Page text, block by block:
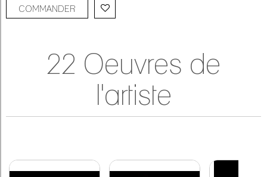
COMMANDER
22 Oeuvres de
l'artiste